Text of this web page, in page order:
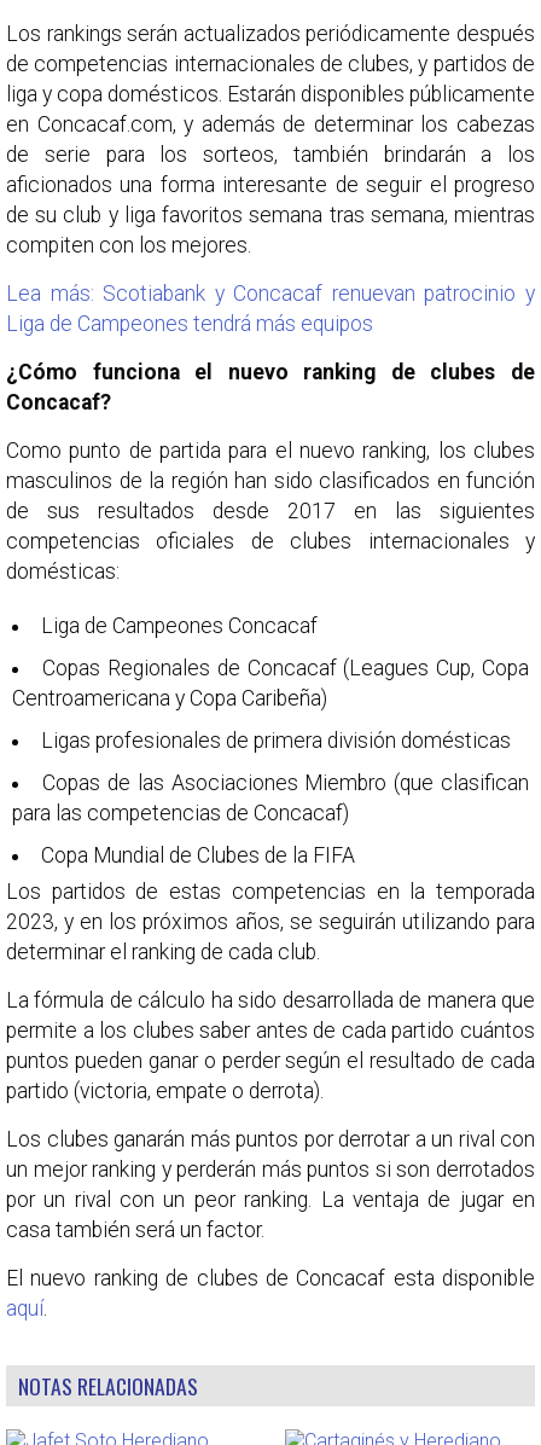
Los rankings serán actualizados periódicamente después
de competencias internacionales de clubes, y partidos de
liga y copa domésticos. Estarán disponibles públicamente
en Concacaf.com, y además de determinar los cabezas
de serie para los sorteos, también brindarán a los
aficionados una forma interesante de seguir el progreso
de su club y liga favoritos semana tras semana, mientras
compiten con los mejores.
Lea más: Scotiabank y Concacaf renuevan patrocinio y
Liga de Campeones tendrá más equipos
¿Cómo funciona el nuevo ranking de clubes de
Concacaf?
Como punto de partida para el nuevo ranking, los clubes
masculinos de la región han sido clasificados en función
de sus resultados desde 2017 en las siguientes
competencias oficiales de clubes internacionales y
domésticas:
Liga de Campeones Concacaf
Copas Regionales de Concacaf (Leagues Cup, Copa
Centroamericana y Copa Caribeña)
Ligas profesionales de primera división domésticas
Copas de las Asociaciones Miembro (que clasifican
para las competencias de Concacaf)
Copa Mundial de Clubes de la FIFA
Los partidos de estas competencias en la temporada
2023, y en los próximos años, se seguirán utilizando para
determinar el ranking de cada club.
La fórmula de cálculo ha sido desarrollada de manera que
permite a los clubes saber antes de cada partido cuántos
puntos pueden ganar o perder según el resultado de cada
partido (victoria, empate o derrota).
Los clubes ganarán más puntos por derrotar a un rival con
un mejor ranking y perderán más puntos si son derrotados
por un rival con un peor ranking. La ventaja de jugar en
casa también será un factor.
El nuevo ranking de clubes de Concacaf esta disponible
aquí.
NOTAS RELACIONADAS